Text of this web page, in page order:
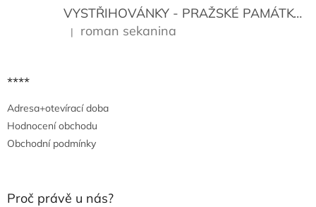
VYSTŘIHOVÁNKY - PRAŽSKÉ PAMÁTKY
Hodnocení produktu je 5 z 5 hvězdiček.
| roman sekanina
****
Adresa+otevírací doba
Hodnocení obchodu
Obchodní podmínky
Proč právě u nás?